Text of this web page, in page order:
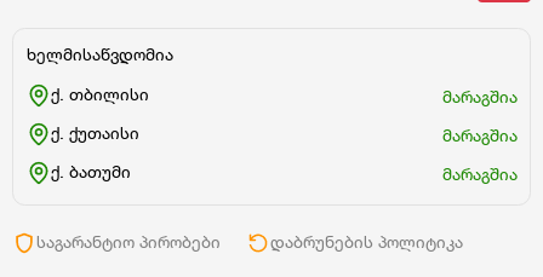
ხელმისაწვდომია
ქ. თბილისი
მარაგშია
ქ. ქუთაისი
მარაგშია
ქ. ბათუმი
მარაგშია
საგარანტიო პირობები დაბრუნების პოლიტიკა